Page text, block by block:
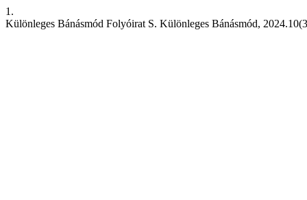
1.
Különleges Bánásmód Folyóirat S. Különleges Bánásmód,